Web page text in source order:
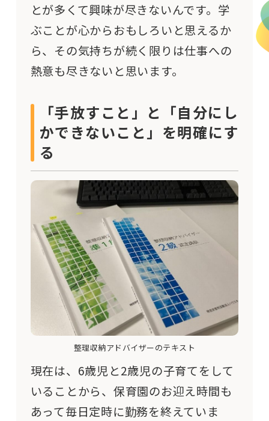
とが多くて興味が尽きないんです。学
ぶことが心からおもしろいと思えるか
ら、その気持ちが続く限りは仕事への
熱意も尽きないと思います。
「手放すこと」と「自分にし
かできないこと」を明確にす
る
整理収納アドバイザーのテキスト
現在は、6歳児と2歳児の子育てをして
いることから、保育園のお迎え時間も
あって毎日定時に勤務を終えていま